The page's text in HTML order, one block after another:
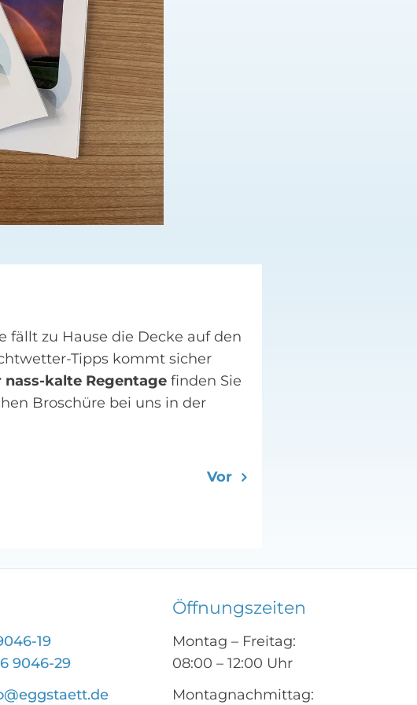
fällt zu Hause die Decke auf den
Tipps kommt sicher
kalte Regentagefinden Sie
Broschüre bei uns in der
Vor
19
9046-29
Öffnungszeiten
Montag – Freitag:
08:00 – 12:00 Uhr
Montagnachmittag: